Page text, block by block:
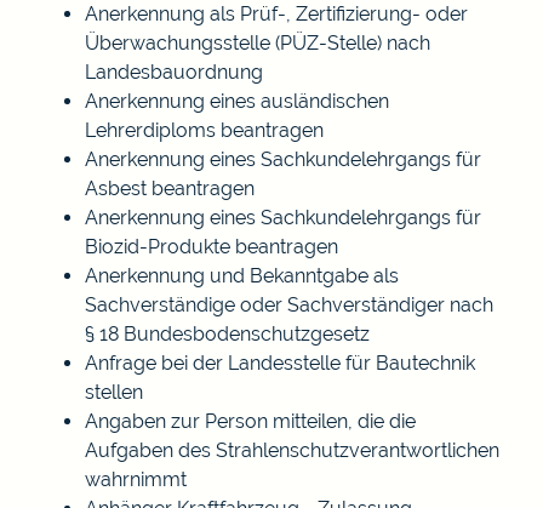
Anerkennung als Prüf-, Zertifizierung- oder
Überwachungsstelle (PÜZ-Stelle) nach
Landesbauordnung
Anerkennung eines ausländischen
Lehrerdiploms beantragen
Anerkennung eines Sachkundelehrgangs für
Asbest beantragen
Anerkennung eines Sachkundelehrgangs für
Biozid-Produkte beantragen
Anerkennung und Bekanntgabe als
Sachverständige oder Sachverständiger nach
§ 18 Bundesbodenschutzgesetz
Anfrage bei der Landesstelle für Bautechnik
stellen
Angaben zur Person mitteilen, die die
Aufgaben des Strahlenschutzverantwortlichen
wahrnimmt